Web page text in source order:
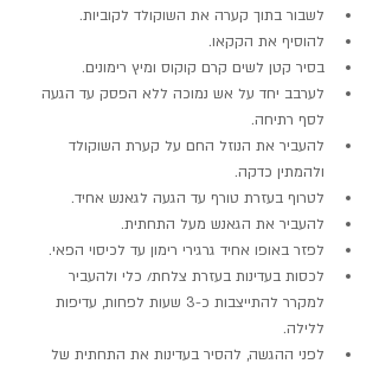
לשבור בתוך קערה את השוקולד לקוביות.
להוסיף את הקקאו.
בסיר קטן לשים קרם קוקוס ומיץ רימונים.
לערבב יחד על אש נמוכה ללא הפסק עד הגעה
לסף רתיחה.
להעביר את הנוזל החם על קערת השוקולד
ולהמתין כדקה.
לטרוף בעזרת טורף עד הגעה לגאנש אחיד.
להעביר את הגאנש מעל התחתית.
לפזר באופו אחיד גרגירי רימון עד לכיסוי הפאי.
לכסות בעדינות בעזרת צלחת/ כלי ולהעביר
למקרר להתייצבות כ-3 שעות לפחות, עדיפות
ללילה.
לפני ההגשה, להסיר בעדינות את התחתית של